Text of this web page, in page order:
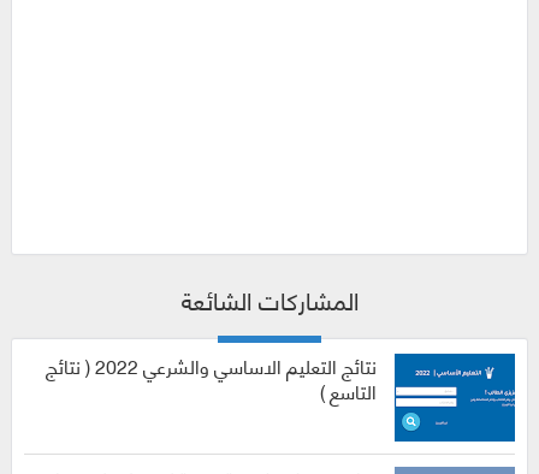
المشاركات الشائعة
نتائج التعليم الاساسي والشرعي 2022 ( نتائج
التاسع )